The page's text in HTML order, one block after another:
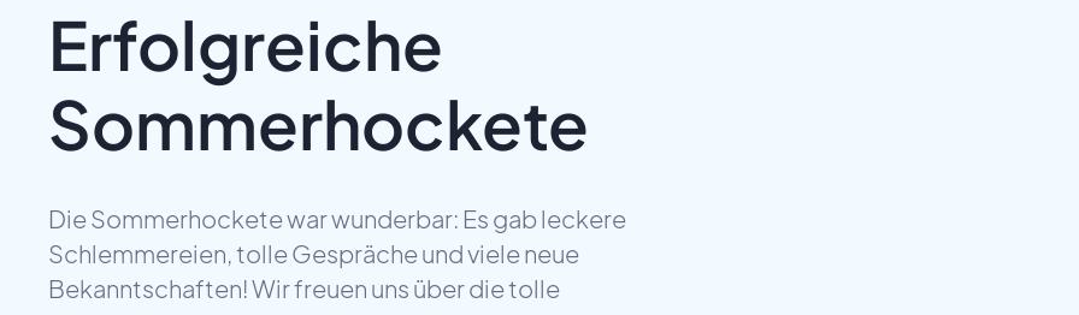
Erfolgreiche
Sommerhockete
Die Sommerhockete war wunderbar: Es gab leckere
Schlemmereien, tolle Gespräche und viele neue
Bekanntschaften! Wir freuen uns über die tolle